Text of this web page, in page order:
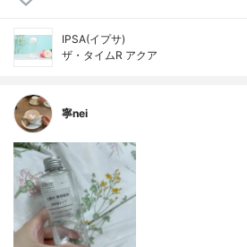
IPSA(イプサ)
ザ・タイムR アクア
寧nei